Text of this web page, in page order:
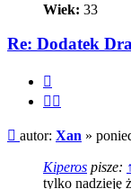
Wiek: 33
Re: Dodatek
Post
autor: Xan »
Kiperos pisze: ↑
tylko nadzieję